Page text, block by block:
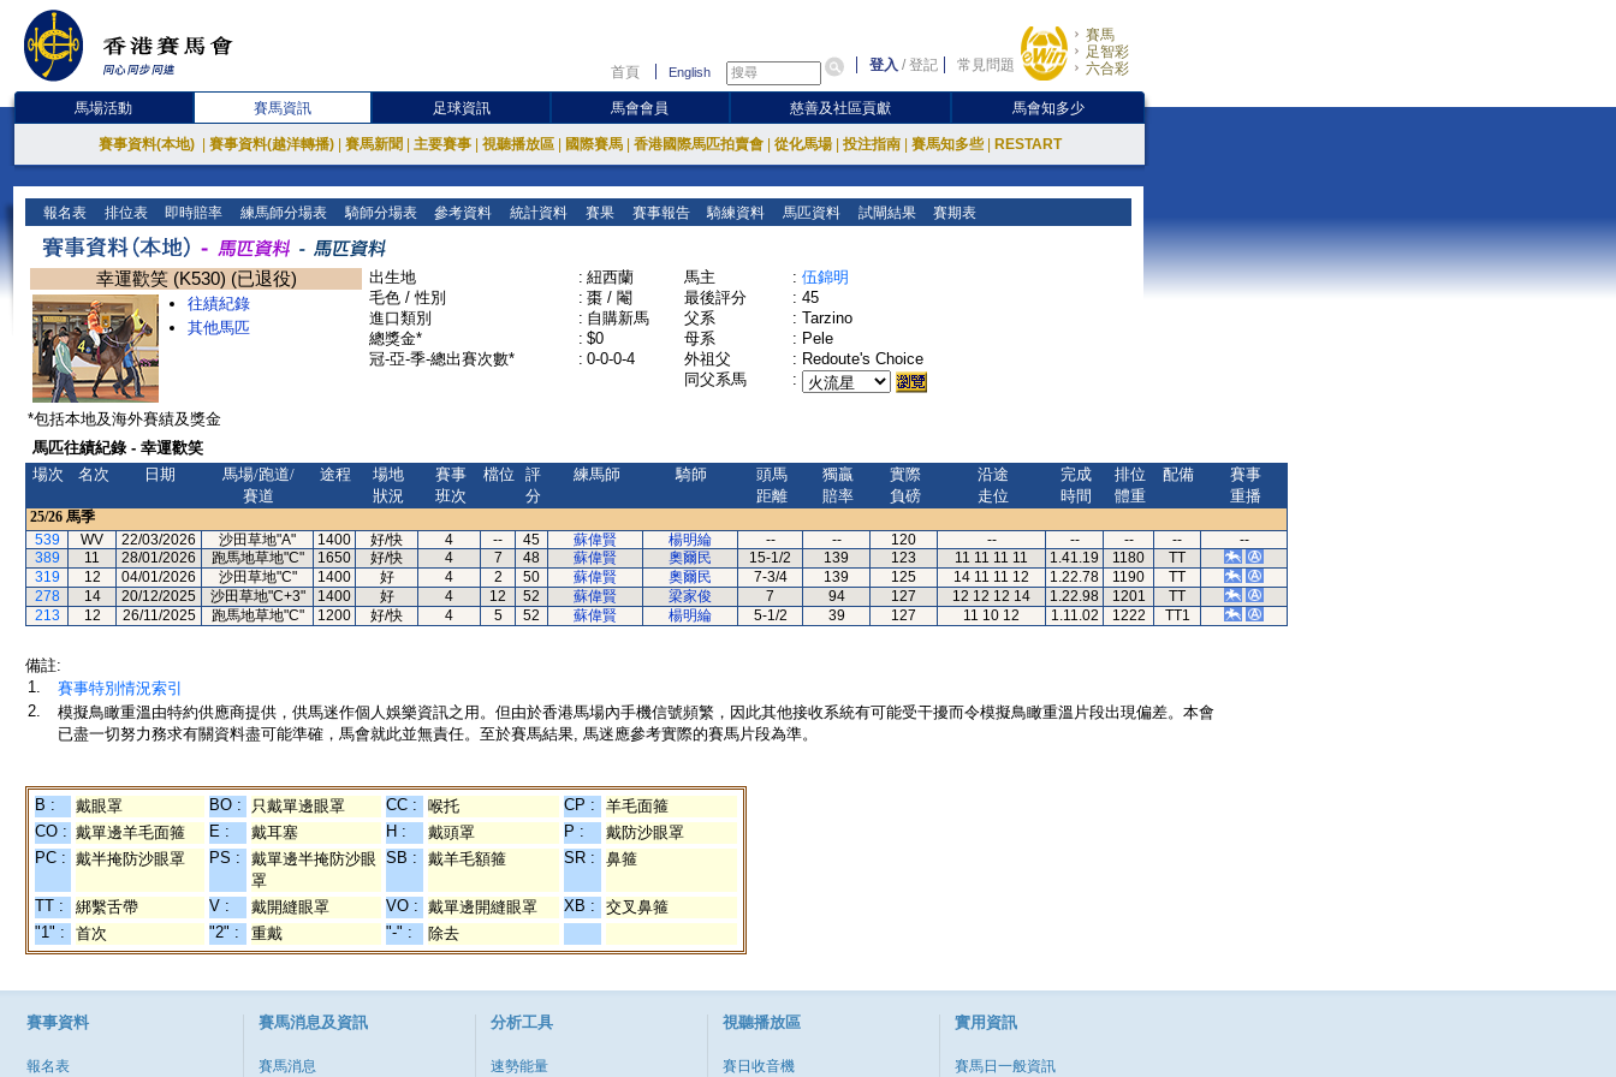
首頁 English 登入 /登記 常見問題
賽馬
足智彩
六合彩
馬場活動 賽馬資訊 足球資訊 馬會會員 慈善及社區貢獻 馬會知多少
賽事資料(本地) 賽事資料(越洋轉播) 賽馬新聞 主要賽事 視聽播放區 國際賽馬 香港國際馬匹拍賣會 從化馬場 投注指南 賽馬知多些 RESTART
報名表 排位表 即時賠率 練馬師分場表 騎師分場表 參考資料 統計資料 賽果 賽事報告 騎練資料 馬匹資料 試閘結果 賽期表
幸運歡笑 (K530) (已退役)
往績紀錄
其他馬匹
出生地 : 紐西蘭
毛色 / 性別
: 棗 / 閹
進口類別
: 自購新馬
總獎金*
: $0
冠-亞-季-總出賽次數*
: 0-0-0-4
馬主 : 伍錦明
最後評分
: 45
父系
: Tarzino
母系
: Pele
外祖父
: Redoute's Choice
同父系馬
:
*包括本地及海外賽績及獎金
馬匹往績紀錄 - 幸運歡笑
場次
名次 日期
馬場/跑道/
賽道
途程
場地
狀況
賽事
班次
檔位
評
分
練馬師 騎師
頭馬
距離
獨贏
賠率
實際
負磅
沿途
走位
完成
時間
排位
體重
配備
賽事
重播
25/26 馬季
539
WV 22/03/2026 沙田草地"A" 1400 好/快 4 -- 45 蘇偉賢 楊明綸 -- -- 120 -- -- -- --
--
389
11 28/01/2026 跑馬地草地"C" 1650 好/快 4 7 48 蘇偉賢 奧爾民 15-1/2 139 123 11 11 11 11 1.41.19 1180
TT
319
12 04/01/2026 沙田草地"C" 1400 好 4 2 50 蘇偉賢 奧爾民 7-3/4 139 125 14 11 11 12 1.22.78 1190
TT
278
14 20/12/2025 沙田草地"C+3" 1400 好 4 12 52 蘇偉賢 梁家俊 7 94 127 12 12 12 14 1.22.98 1201
TT
213
12 26/11/2025 跑馬地草地"C" 1200 好/快 4 5 52 蘇偉賢 楊明綸 5-1/2 39 127 11 10 12 1.11.02 1222 TT1
備註:
1.
賽事特別情況索引
2.
模擬鳥瞰重溫由特約供應商提供，供馬迷作個人娛樂資訊之用。但由於香港馬場內手機信號頻繁，因此其他接收系統有可能受干擾而令模擬鳥瞰重溫片段出現偏差。本會
已盡一切努力務求有關資料盡可能準確，馬會就此並無責任。至於賽馬結果, 馬迷應參考實際的賽馬片段為準。
B : 戴眼罩 BO : 只戴單邊眼罩 CC : 喉托 CP :
羊毛面箍
CO : 戴單邊羊毛面箍 E : 戴耳塞 H : 戴頭罩 P :
戴防沙眼罩
PC : 戴半掩防沙眼罩 PS :
戴單邊半掩防沙眼
罩
SB : 戴羊毛額箍 SR : 鼻箍
TT : 綁繫舌帶 V : 戴開縫眼罩 VO : 戴單邊開縫眼罩 XB :
交叉鼻箍
"1" :
首次 "2" : 重戴 "-" : 除去
賽事資料
報名表
賽馬消息及資訊
賽馬消息
分析工具
速勢能量
視聽播放區
賽日收音機
實用資訊
賽馬日一般資訊